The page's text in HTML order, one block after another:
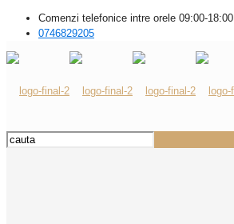
Comenzi telefonice intre orele 09:00-18:00
0746829205